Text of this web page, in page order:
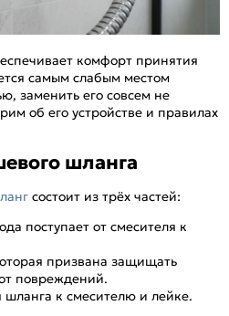
комфорт принятия
самым слабым местом
заменить его совсем не
об его устройстве и правилах
шланга
состоит из трёх частей:
поступает от смесителя к
призвана защищать
повреждений.
шланга к смесителю и лейке.